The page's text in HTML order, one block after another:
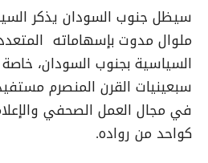
سيظل جنوب السودان يذكر
ملوال مدوت بإسهاماته
السياسية بجنوب السودان،
سبعينيات القرن المنصرم
في مجال العمل الصحفي
كواحد من رواده.